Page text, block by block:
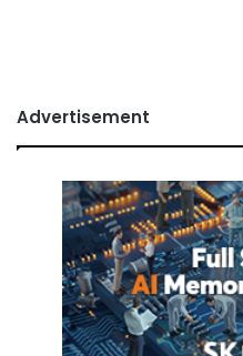
Advertisement